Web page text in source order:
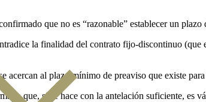
que no es “razonable” establecer un
la finalidad del contrato fijo-discontinuo
acercan al plazo mínimo de preaviso que existe
que, si se hace con la antelación suficiente,